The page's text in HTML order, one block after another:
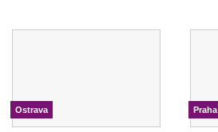
Ostrava Praha